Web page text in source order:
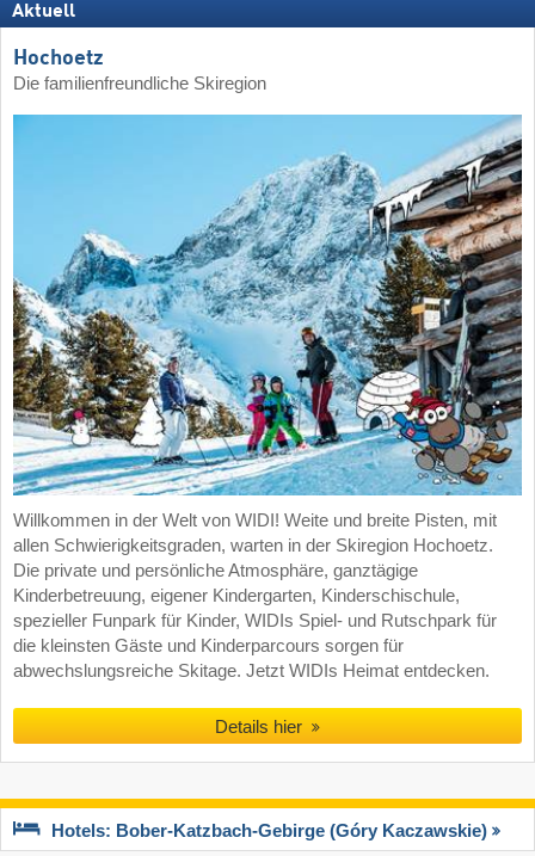
Aktuell
Hochoetz
Die familienfreundliche Skiregion
Willkommen in der Welt von WIDI! Weite und breite Pisten, mit
allen Schwierigkeitsgraden, warten in der Skiregion Hochoetz.
Die private und persönliche Atmosphäre, ganztägige
Kinderbetreuung, eigener Kindergarten, Kinderschischule,
spezieller Funpark für Kinder, WIDIs Spiel- und Rutschpark für
die kleinsten Gäste und Kinderparcours sorgen für
abwechslungsreiche Skitage. Jetzt WIDIs Heimat entdecken.
Details hier
Hotels: Bober-Katzbach-Gebirge (Góry Kaczawskie)